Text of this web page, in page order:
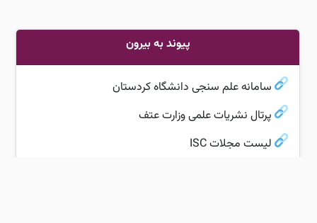
پیوند به بیرون
سامانه علم سنجی دانشگاه کردستان
پرتال نشریات علمی وزارت عتف
لیست مجلات ISC